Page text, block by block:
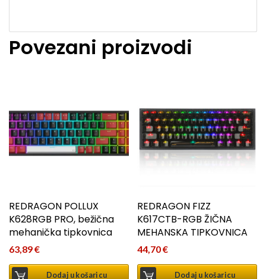
Povezani proizvodi
REDRAGON POLLUX
K628RGB PRO, bežična
mehanička tipkovnica
63,89€
Dodaj u košaricu
REDRAGON FIZZ
K617CTB-RGB ŽIČNA
MEHANSKA TIPKOVNICA
44,70€
Dodaj u košaricu